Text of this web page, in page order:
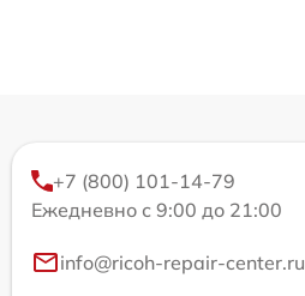
+7 (800) 101-14-79
Ежедневно с 9:00 до 21:00
info@ricoh-repair-center.ru